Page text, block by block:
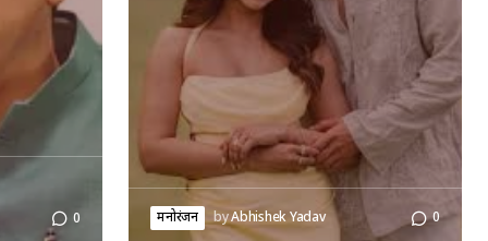
0 मनोरंजन byAbhishek Yadav 0